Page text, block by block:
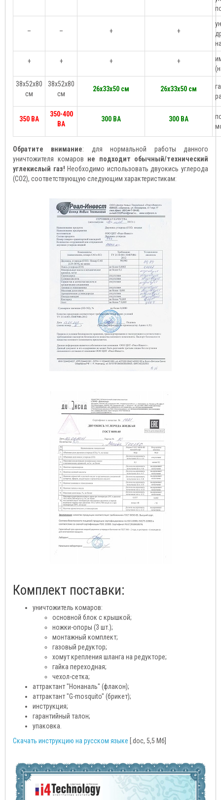
– – + +
+ + + +
38х52х80
см
38х52х80
см
26х33х50 см 26х33х50 см
350 ВА
350-400
ВА
300 ВА 300 ВА
Обратите внимание: для нормальной работы данного
уничтожителя комаров не подходит обычный/технический
углекислый газ! Необходимо использовать двуокись углерода
(CO2), соответствующую следующим характеристикам:
Комплект поставки:
уничтожитель комаров:
основной блок с крышкой;
ножки-опоры (3 шт.);
монтажный комплект;
газовый редуктор;
хомут крепления шланга на редукторе;
гайка переходная;
чехол-сетка;
аттрактант "Нонаналь" (флакон);
аттрактант "G-mosquito" (брикет);
инструкция;
гарантийный талон;
упаковка.
Скачать инструкцию на русском языке [.doc, 5,5 Мб]